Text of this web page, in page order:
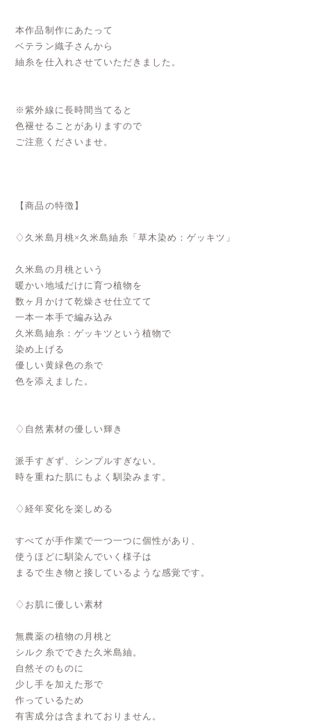
本作品制作にあたって
ベテラン織子さんから
紬糸を仕入れさせていただきました。
※紫外線に長時間当てると
色褪せることがありますので
ご注意くださいませ。
【商品の特徴】
♢久米島月桃×久米島紬糸「草木染め：ゲッキツ」
久米島の月桃という
暖かい地域だけに育つ植物を
数ヶ月かけて乾燥させ仕立てて
一本一本手で編み込み
久米島紬糸：ゲッキツという植物で
染め上げる
優しい黄緑色の糸で
色を添えました。
♢自然素材の優しい輝き
派手すぎず、シンプルすぎない。
時を重ねた肌にもよく馴染みます。
♢経年変化を楽しめる
すべてが手作業で一つ一つに個性があり、
使うほどに馴染んでいく様子は
まるで生き物と接しているような感覚です。
♢お肌に優しい素材
無農薬の植物の月桃と
シルク糸でできた久米島紬。
自然そのものに
少し手を加えた形で
作っているため
有害成分は含まれておりません。